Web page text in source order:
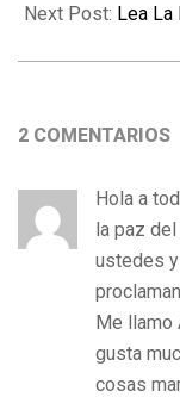
28
Next Post: Lea La
2 COMENTARIOS
Hola a
la paz
ustedes
Me llamo
gusta
cosas